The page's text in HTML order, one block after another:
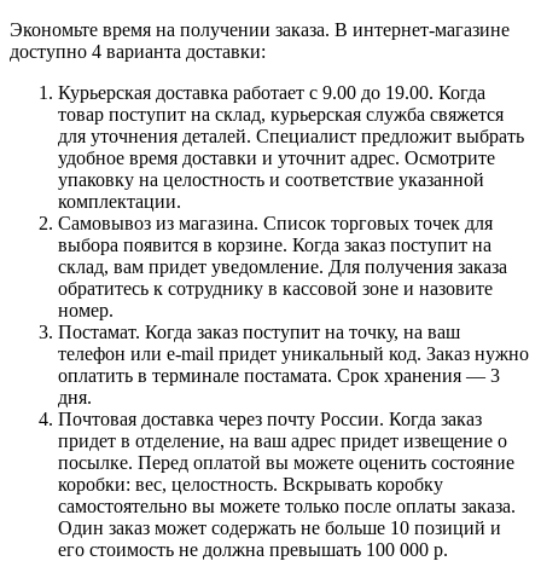
Экономьте время на получении заказа. В интернет-магазине
доступно 4 варианта доставки:
Курьерская доставка работает с 9.00 до 19.00. Когда
товар поступит на склад, курьерская служба свяжется
для уточнения деталей. Специалист предложит выбрать
удобное время доставки и уточнит адрес. Осмотрите
упаковку на целостность и соответствие указанной
комплектации.
Самовывоз из магазина. Список торговых точек для
выбора появится в корзине. Когда заказ поступит на
склад, вам придет уведомление. Для получения заказа
обратитесь к сотруднику в кассовой зоне и назовите
номер.
Постамат. Когда заказ поступит на точку, на ваш
телефон или e-mail придет уникальный код. Заказ нужно
оплатить в терминале постамата. Срок хранения — 3
дня.
Почтовая доставка через почту России. Когда заказ
придет в отделение, на ваш адрес придет извещение о
посылке. Перед оплатой вы можете оценить состояние
коробки: вес, целостность. Вскрывать коробку
самостоятельно вы можете только после оплаты заказа.
Один заказ может содержать не больше 10 позиций и
его стоимость не должна превышать 100 000 р.